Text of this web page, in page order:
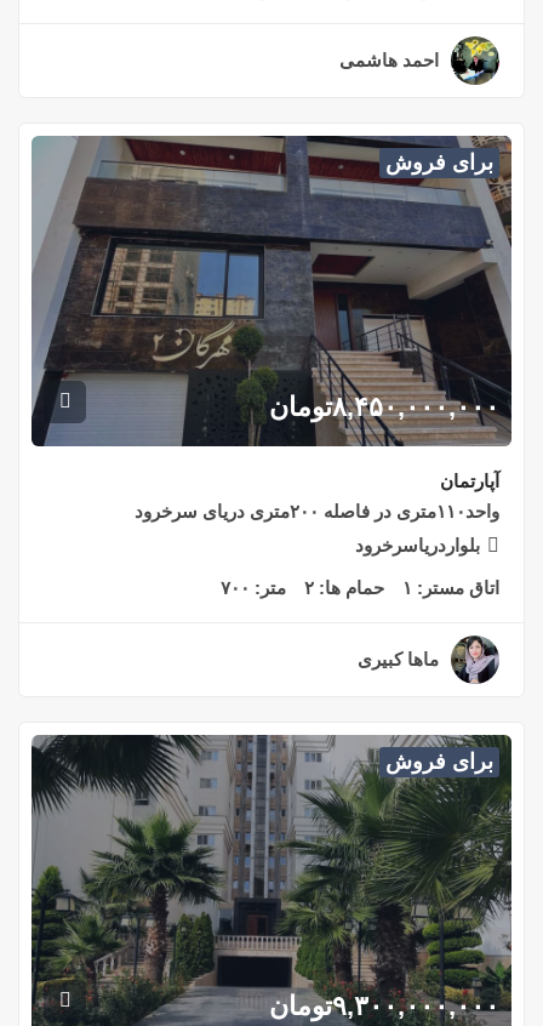
احمد هاشمی
برای فروش
۸,۴۵۰,۰۰۰,۰۰۰تومان
آپارتمان
واحد۱۱۰متری در فاصله ۲۰۰متری دریای سرخرود
بلواردریاسرخرود
اتاق مستر: ۱ حمام ها: ۲ متر: ۷۰۰
ماها کبیری
برای فروش
۹,۳۰۰,۰۰۰,۰۰۰تومان